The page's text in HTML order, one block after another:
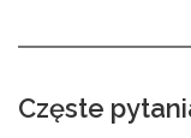
Częste